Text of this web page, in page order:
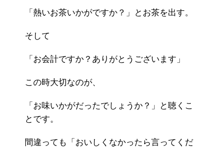
「熱いお茶いかがですか？」とお茶を出す。
そして
「お会計ですか？ありがとうございます」
この時大切なのが、
「お味いかがだったでしょうか？」と聴くこ
とです。
間違っても「おいしくなかったら言ってくだ